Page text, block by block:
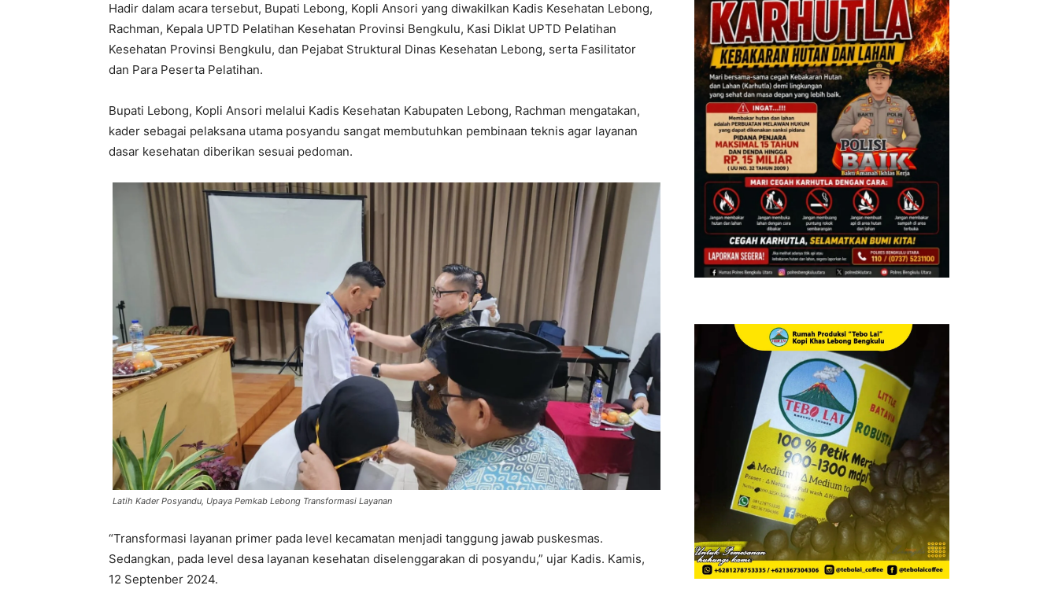
Hadir dalam acara tersebut, Bupati Lebong, Kopli Ansori yang diwakilkan Kadis Kesehatan Lebong,
Rachman, Kepala UPTD Pelatihan Kesehatan Provinsi Bengkulu, Kasi Diklat UPTD Pelatihan
Kesehatan Provinsi Bengkulu, dan Pejabat Struktural Dinas Kesehatan Lebong, serta Fasilitator
dan Para Peserta Pelatihan.
Bupati Lebong, Kopli Ansori melalui Kadis Kesehatan Kabupaten Lebong, Rachman mengatakan,
kader sebagai pelaksana utama posyandu sangat membutuhkan pembinaan teknis agar layanan
dasar kesehatan diberikan sesuai pedoman.
Latih Kader Posyandu, Upaya Pemkab Lebong Transformasi Layanan
“Transformasi layanan primer pada level kecamatan menjadi tanggung jawab puskesmas.
Sedangkan, pada level desa layanan kesehatan diselenggarakan di posyandu,” ujar Kadis. Kamis,
12 Septenber 2024.